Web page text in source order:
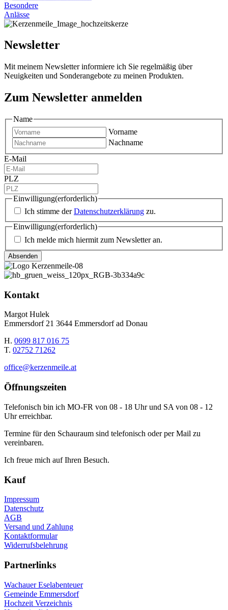
Besondere
Anlässe
Newsletter
Mit meinem Newsletter informiere ich Sie regelmäßig über
Neuigkeiten und Sonderangebote zu meinen Produkten.
Zum Newsletter anmelden
Name
Vorname
Nachname
E-Mail
PLZ
Einwilligung(erforderlich)
Ich stimme derDatenschutzerklärung zu.
Einwilligung(erforderlich)
Ich melde mich hiermit zum Newsletter an.
Kontakt
Margot Hulek
Emmersdorf 21 3644 Emmersdorf ad Donau
H. 0699 817 016 75
T. 02752 71262
office@kerzenmeile.at
Öffnungszeiten
Telefonisch bin ich MO-FR von 08 - 18 Uhr und SA von 08 - 12
Uhr erreichbar.
Termine für den Schauraum sind telefonisch oder per Mail zu
vereinbaren.
Ich freue mich auf Ihren Besuch.
Kauf
Impressum
Datenschutz
AGB
Versand und Zahlung
Kontaktformular
Widerrufsbelehrung
Partnerlinks
Wachauer Eselabenteuer
Gemeinde Emmersdorf
Hochzeit Verzeichnis